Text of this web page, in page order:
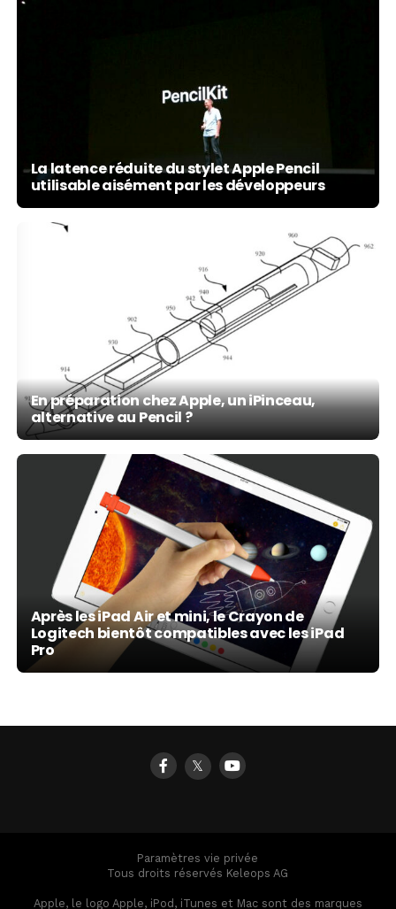
La latence réduite du stylet Apple Pencil
utilisable aisément par les développeurs
En préparation chez Apple, un iPinceau,
alternative au Pencil ?
Après les iPad Air et mini, le Crayon de
Logitech bientôt compatibles avec les iPad
Pro
𝕏
Paramètres vie privée
Tous droits réservés Keleops AG
Apple, le logo Apple, iPod, iTunes et Mac sont des marques